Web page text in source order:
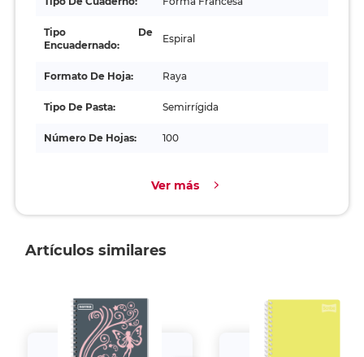
Tipo De
Encuadernado:
Espiral
Formato De Hoja: Raya
Tipo De Pasta: Semirrígida
Número De Hojas: 100
Ver más
Artículos similares